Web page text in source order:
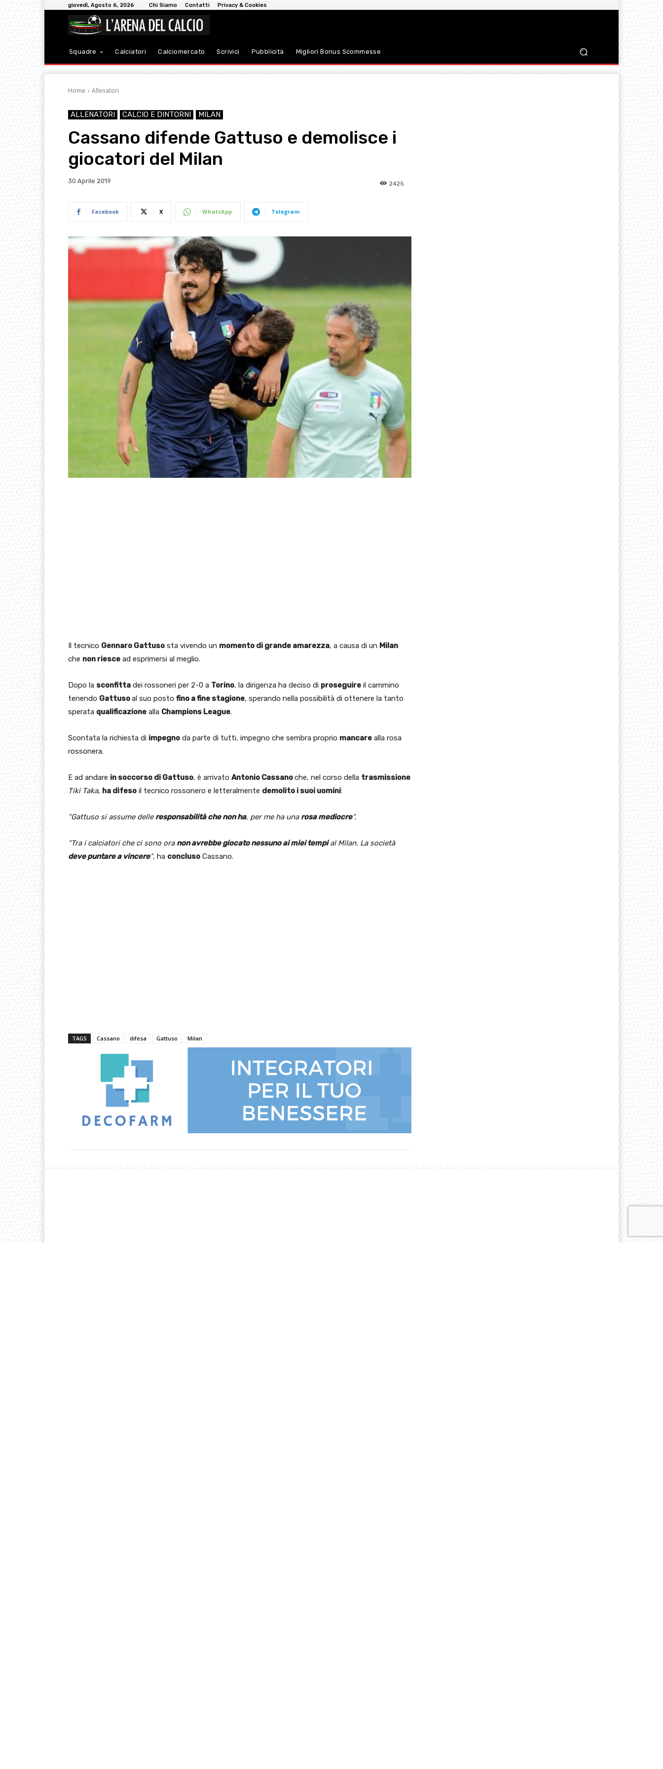
giovedì, Agosto 6, 2026 Chi Siamo Contatti Privacy & Cookies
Squadre Calciatori Calciomercato Scrivici Pubblicità Migliori Bonus Scommesse
Home Allenatori
ALLENATORI CALCIO E DINTORNI MILAN
Cassano difende Gattuso e demolisce i
giocatori del Milan
30 Aprile 2019 2425
Facebook X WhatsApp Telegram
Il tecnico Gennaro Gattuso sta vivendo un momento di grande amarezza, a causa di un Milan
che non riesce ad esprimersi al meglio.
Dopo la sconfitta dei rossoneri per 2-0 a Torino, la dirigenza ha deciso di proseguire il cammino
tenendo Gattusoal suo posto fino a fine stagione, sperando nella possibilità di ottenere la tanto
sperata qualificazione alla Champions League.
Scontata la richiesta di impegno da parte di tutti, impegno che sembra proprio mancare alla rosa
rossonera.
E ad andare in soccorso di Gattuso, è arrivato Antonio Cassanoche, nel corso della trasmissione
Tiki Taka, ha difeso il tecnico rossonero e letteralmente demolito i suoi uomini:
“Gattuso si assume delle responsabilità che non ha, per me ha una rosa mediocre“.
“Tra i calciatori che ci sono ora non avrebbe giocato nessuno ai miei tempial Milan. La società
deve puntare a vincere“, ha concluso Cassano.
TAGS Cassano difesa Gattuso Milan